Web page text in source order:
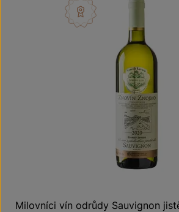
Milovníci vín odrůdy Sauvignon